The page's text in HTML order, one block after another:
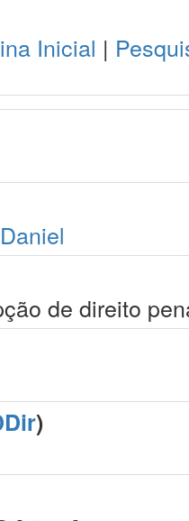
Inicial |
de direito
)